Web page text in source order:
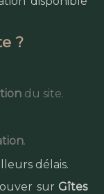
?
du site.
.
délais.
sur Gîtes